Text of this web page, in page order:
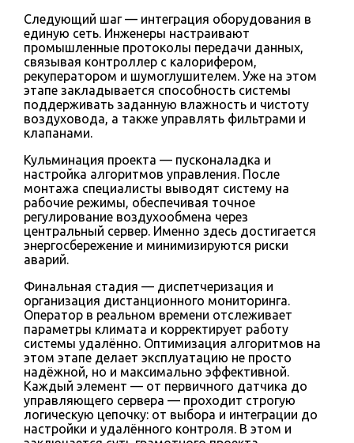
Следующий шаг — интеграция оборудования в
единую сеть. Инженеры настраивают
промышленные протоколы передачи данных,
связывая контроллер с калорифером,
рекуператором и шумоглушителем. Уже на этом
этапе закладывается способность системы
поддерживать заданную влажность и чистоту
воздуховода, а также управлять фильтрами и
клапанами.
Кульминация проекта — пусконаладка и
настройка алгоритмов управления. После
монтажа специалисты выводят систему на
рабочие режимы, обеспечивая точное
регулирование воздухообмена через
центральный сервер. Именно здесь достигается
энергосбережение и минимизируются риски
аварий.
Финальная стадия — диспетчеризация и
организация дистанционного мониторинга.
Оператор в реальном времени отслеживает
параметры климата и корректирует работу
системы удалённо. Оптимизация алгоритмов на
этом этапе делает эксплуатацию не просто
надёжной, но и максимально эффективной.
Каждый элемент — от первичного датчика до
управляющего сервера — проходит строгую
логическую цепочку: от выбора и интеграции до
настройки и удалённого контроля. В этом и